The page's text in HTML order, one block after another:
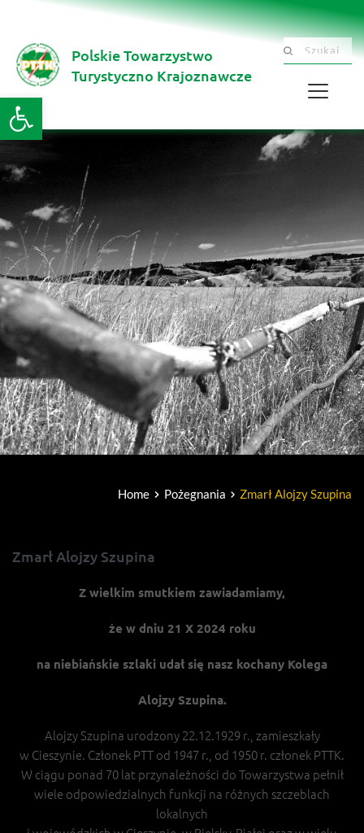
Otwórz pasek narzędzi
Polskie Towarzystwo
Turystyczno Krajoznawcze
Szukaj .......
Home Pożegnania Zmarł Alojzy Szupina
Zmarł Alojzy Szupina
Z wielkim smutkiem zawiadamiamy,
że w dniu 21 X 2024 roku
na niebiańskie szlaki udał się nasz kochany Kolega
Alojzy Szupina.
Alojzy Szupina urodzony 22.12.1929 r., zamieszkały
w Cieszynie. Członek PTT od 1947 r., od 1950 r. członek PTTK.
W ciągu ponad 70 lat przynależności do Towarzystwa pełnił
wiele odpowiedzialnych funkcji na różnych szczeblach
lokalnych